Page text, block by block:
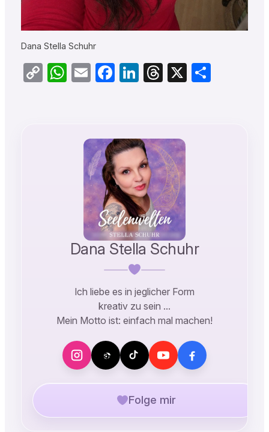
Dana Stella Schuhr
CopyWhatsApp
EmailFacebook
LinkedIn
Threads
X Teilen
Dana Stella Schuhr
Ich liebe es in jeglicher Form
kreativ zu sein …
Mein Motto ist: einfach mal machen!
Folge mir